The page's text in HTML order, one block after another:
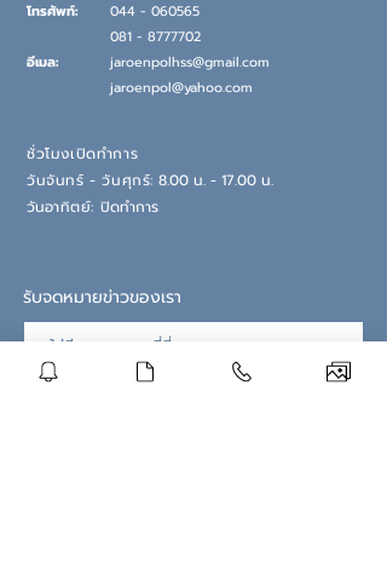
โทรศัพท์:
อีเมล:
044 - 060565
081 - 8777702
jaroenpolhss@gmail.com
jaroenpol@yahoo.com
ชั่วโมงเปิดทำการ
วันจันทร์ - วันศุกร์: 8.00 น. - 17.00 น.
วันอาทิตย์: ปิดทำการ
รับจดหมายข่าวของเรา